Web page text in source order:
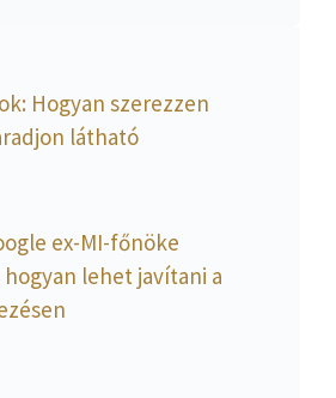
Hogyan szerezzen
látható
ex-MI-főnöke
lehet javítani a